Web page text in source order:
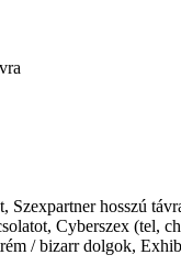
Szexpartner hosszú
Cyberszex (tel,
/ bizarr dolgok,